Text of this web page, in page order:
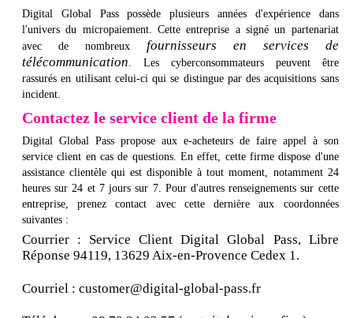
Digital Global Pass possède plusieurs années d'expérience dans
l'univers du micropaiement. Cette entreprise a signé un partenariat
avec de nombreux fournisseurs en services de
télécommunication . Les cyberconsommateurs peuvent être
rassurés en utilisant celui-ci qui se distingue par des acquisitions sans
incident.
Contactez le service client de la firme
Digital Global Pass propose aux e-acheteurs de faire appel à son
service client en cas de questions. En effet, cette firme dispose d'une
assistance clientèle qui est disponible à tout moment, notamment 24
heures sur 24 et 7 jours sur 7. Pour d'autres renseignements sur cette
entreprise, prenez contact avec cette dernière aux coordonnées
suivantes :
Courrier : Service Client Digital Global Pass, Libre
Réponse 94119, 13629 Aix-en-Provence Cedex 1.
Courriel : customer@digital-global-pass.fr